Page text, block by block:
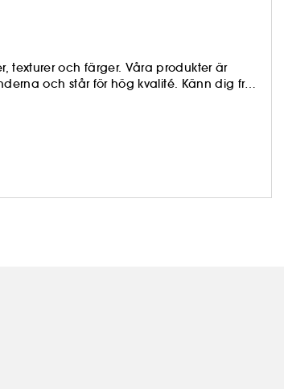
texturer och färger. Våra produkter är
och står för hög kvalité. Känn dig fri